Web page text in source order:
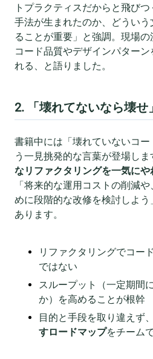
トプラクティスだからと飛び
手法が生まれたのか、どうい
ることが重要」と強調。現場の
コード品質やデザインパターン
れる、と語りました。
2. 「壊れてないなら壊せ
書籍中には「壊れていないコ
う一見挑発的な言葉が登場し
なリファクタリングを一気にや
「将来的な運用コストの削減
めに段階的な改修を検討しよ
あります。
リファクタリングでコー
ではない
スループット（一定期間
か）を高めることが根幹
目的と手段を取り違えず、
すロードマップをチーム